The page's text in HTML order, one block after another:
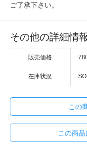
ご了承下さい。
その他の詳細情
販売価格
在庫状況
この
この商